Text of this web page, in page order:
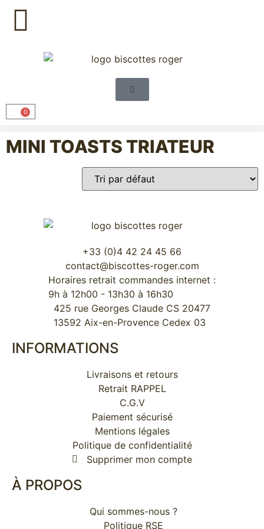
0
MINI TOASTS TRIATEUR
+33 (0)4 42 24 45 66
contact@biscottes-roger.com
Horaires retrait commandes internet :
9h à 12h00 - 13h30 à 16h30
425 rue Georges Claude CS 20477
13592 Aix-en-Provence Cedex 03
INFORMATIONS
Livraisons et retours
Retrait RAPPEL
C.G.V
Paiement sécurisé
Mentions légales
Politique de confidentialité
Supprimer mon compte
À PROPOS​
Qui sommes-nous ?
Politique RSE